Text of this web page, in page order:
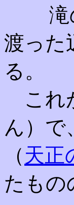
滝
渡った
る。
これ
ん）で
（ 天正
たもの